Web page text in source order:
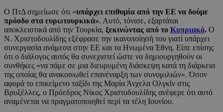
Ο ΠτΔ σημείωσε ότι «υπάρχει επιθυμία από την ΕΕ να δούμε
πρόοδο στα ευρωτουρκικά». Αυτό, τόνισε, εξαρτάται
αποκλειστικά από την Τουρκία, ξεκινώντας από το Κυπριακό. Ο
Ν. Χριστοδουλίδης εξέφρασε την ικανοποίησή του γιατί υπάρχει
συνεργασία ανάμεσα στην ΕΕ και τα Ηνωμένα Έθνη. Είπε επίσης
ότι ο διάλογος αυτός θα συνεχιστεί ώστε να δημιουργηθούν οι
συνθήκες «να πάμε σε μια διευρυμένη διάσκεψη κατά τη διάρκεια
της οποίας θα ανακοινωθεί επανέναρξη των συνομιλιών». Όσον
αφορά το επικείμενο ταξίδι της Μαρία Άνχελα Ολγκίν στις
Βρυξέλλες, ο Πρόεδρος Νίκος Χριστοδουλίδης ανέφερε ότι αυτό
αναμένεται να πραγματοποιηθεί περί τα τέλη Ιουνίου.